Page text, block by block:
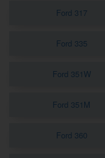
Ford 317
Ford 335
Ford 351W
Ford 351M
Ford 360